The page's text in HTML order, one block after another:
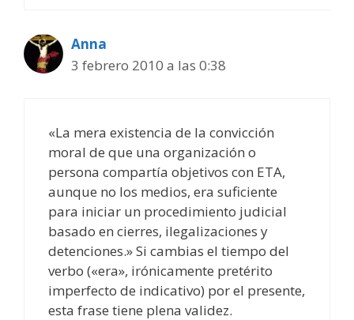
Anna
3 febrero 2010 a las 0:38
«La mera existencia de la convicción
moral de que una organización o
persona compartía objetivos con ETA,
aunque no los medios, era suficiente
para iniciar un procedimiento judicial
basado en cierres, ilegalizaciones y
detenciones.» Si cambias el tiempo del
verbo («era», irónicamente pretérito
imperfecto de indicativo) por el presente,
esta frase tiene plena validez.